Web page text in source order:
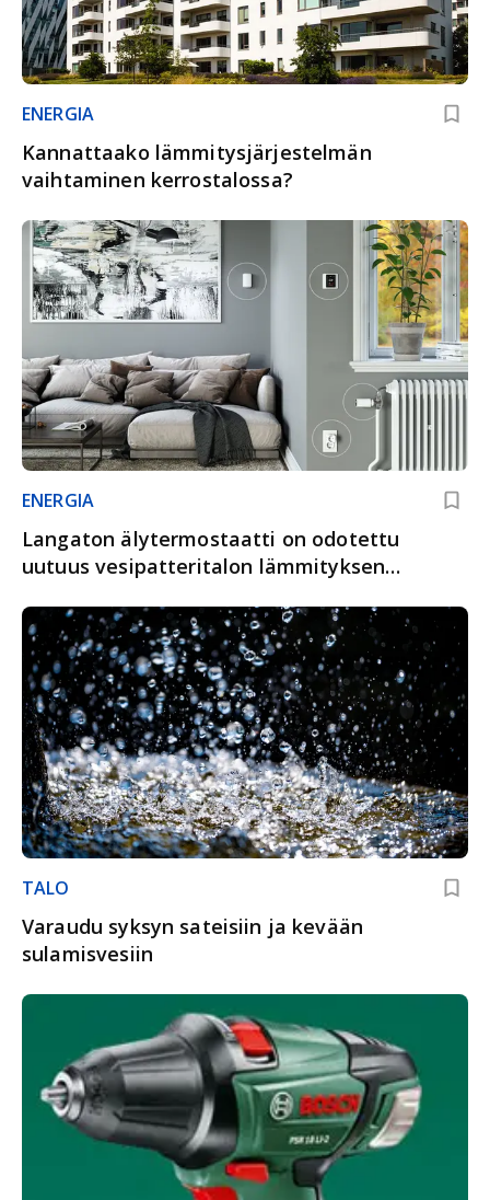
ENERGIA
Kannattaako lämmitysjärjestelmän
vaihtaminen kerrostalossa?
ENERGIA
Langaton älytermostaatti on odotettu
uutuus vesipatteritalon lämmityksen
TALO
Varaudu syksyn sateisiin ja kevään
sulamisvesiin